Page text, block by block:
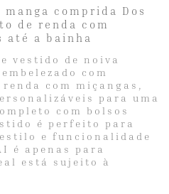
comprida Dos
de renda com
até a bainha
vestido de noiva
com
com miçangas,
​​para uma
com bolsos
é perfeito para
e funcionalidade
é apenas para
está sujeito à